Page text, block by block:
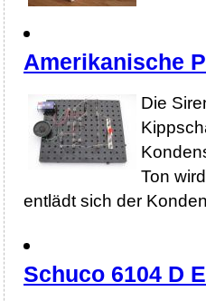
Amerikanische
Die
Ton
entlädt sich der
Schuco 6104 D